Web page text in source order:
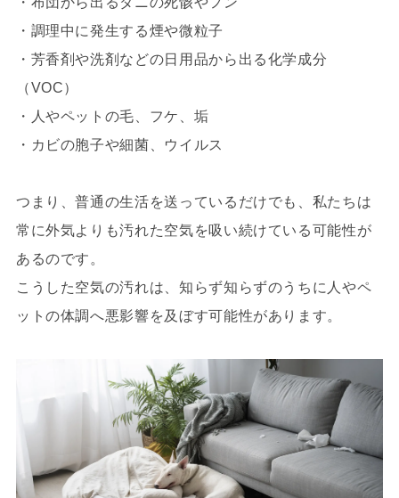
・調理中に発生する煙や微粒子
・芳香剤や洗剤などの日用品から出る化学成分
（VOC）
・人やペットの毛、フケ、垢
・カビの胞子や細菌、ウイルス
つまり、普通の生活を送っているだけでも、私たちは
常に外気よりも汚れた空気を吸い続けている可能性が
あるのです。
こうした空気の汚れは、知らず知らずのうちに人やペ
ットの体調へ悪影響を及ぼす可能性があります。